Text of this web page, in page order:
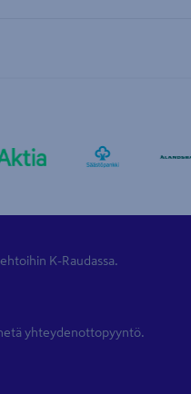
K-Raudassa.
yhteydenottopyyntö.